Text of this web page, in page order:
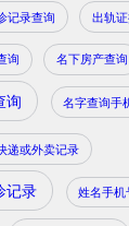
记录查询 出轨
询 名下房产查询
询 名字查询手
递或外卖记录
记录 姓名手